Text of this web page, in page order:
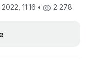
11:16 • 2 278